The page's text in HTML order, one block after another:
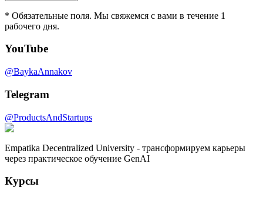
* Обязательные поля. Мы свяжемся с вами в течение 1
рабочего дня.
YouTube
@BaykaAnnakov
Telegram
@ProductsAndStartups
Empatika Decentralized University - трансформируем карьеры
через практическое обучение GenAI
Курсы